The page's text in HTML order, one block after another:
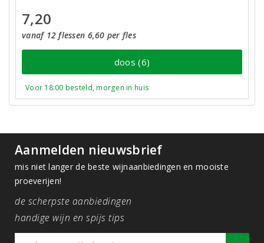
7,20
vanaf 12 flessen 6,60 per fles
doos (6)
Voor 18:00 besteld, morgen in huis
Aanmelden nieuwsbrief
mis niet langer de beste wijnaanbiedingen en mooiste
proeverijen!
de scherpste aanbiedingen
handige wijn en spijs tips